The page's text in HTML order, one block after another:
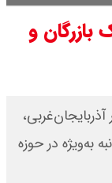
بازرگان و
آذربایجان‌غربی،
به‌ویژه در حوزه